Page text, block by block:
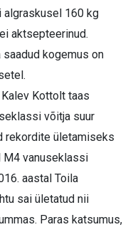
algraskusel 160 kg
aktsepteerinud.
kogemus on
Kottolt taas
võitja suur
rekordite ületamiseks
M4 vanuseklassi
aastal Toila
sai ületatud nii
Paras katsumus,